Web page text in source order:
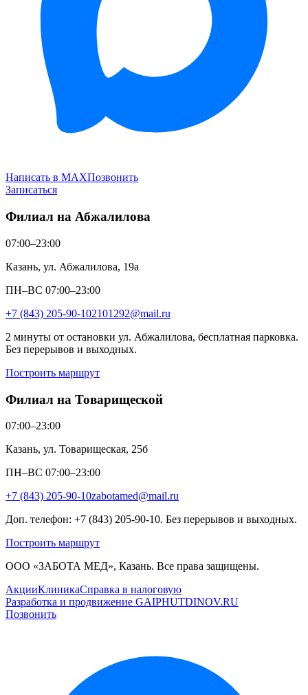
Написать в MAXПозвонить
Записаться
Филиал на Абжалилова
07:00–23:00
Казань, ул. Абжалилова, 19а
ПН–ВС 07:00–23:00
+7 (843) 205-90-102101292@mail.ru
2 минуты от остановки ул. Абжалилова, бесплатная парковка.
Без перерывов и выходных.
Построить маршрут
Филиал на Товарищеской
07:00–23:00
Казань, ул. Товарищеская, 25б
ПН–ВС 07:00–23:00
+7 (843) 205-90-10zabotamed@mail.ru
Доп. телефон: +7 (843) 205-90-10. Без перерывов и выходных.
Построить маршрут
ООО «ЗАБОТА МЕД», Казань. Все права защищены.
АкцииКлиникаСправка в налоговую
Разработка и продвижение GAIPHUTDINOV.RU
Позвонить